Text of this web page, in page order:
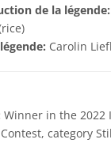
de la légende:
Carolin
Winner in the 2022
category